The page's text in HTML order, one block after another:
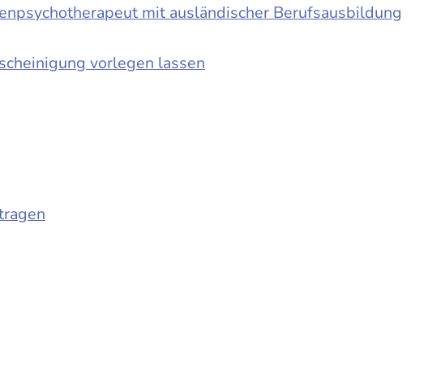
mit ausländischer Berufsausbildung
vorlegen lassen